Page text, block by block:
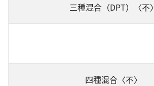
三種混合（DPT）〈不〉
四種混合〈不〉